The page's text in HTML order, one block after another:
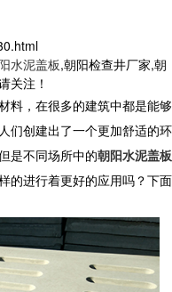
水泥盖板,朝阳检查井厂家,朝
关注！
料，在很多的建筑中都是能够
们创建出了一个更加舒适的环
是不同场所中的朝阳水泥盖板
的进行着更好的应用吗？下面